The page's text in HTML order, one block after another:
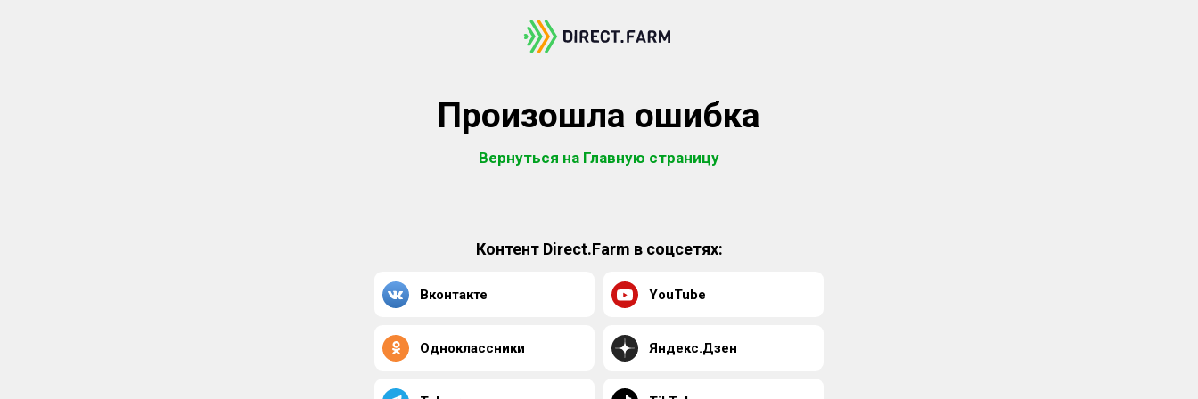
Произошла ошибка
Вернуться на Главную страницу
Контент Direct.Farm в соцсетях:
Вконтакте YouTube
Одноклассники Яндекс.Дзен